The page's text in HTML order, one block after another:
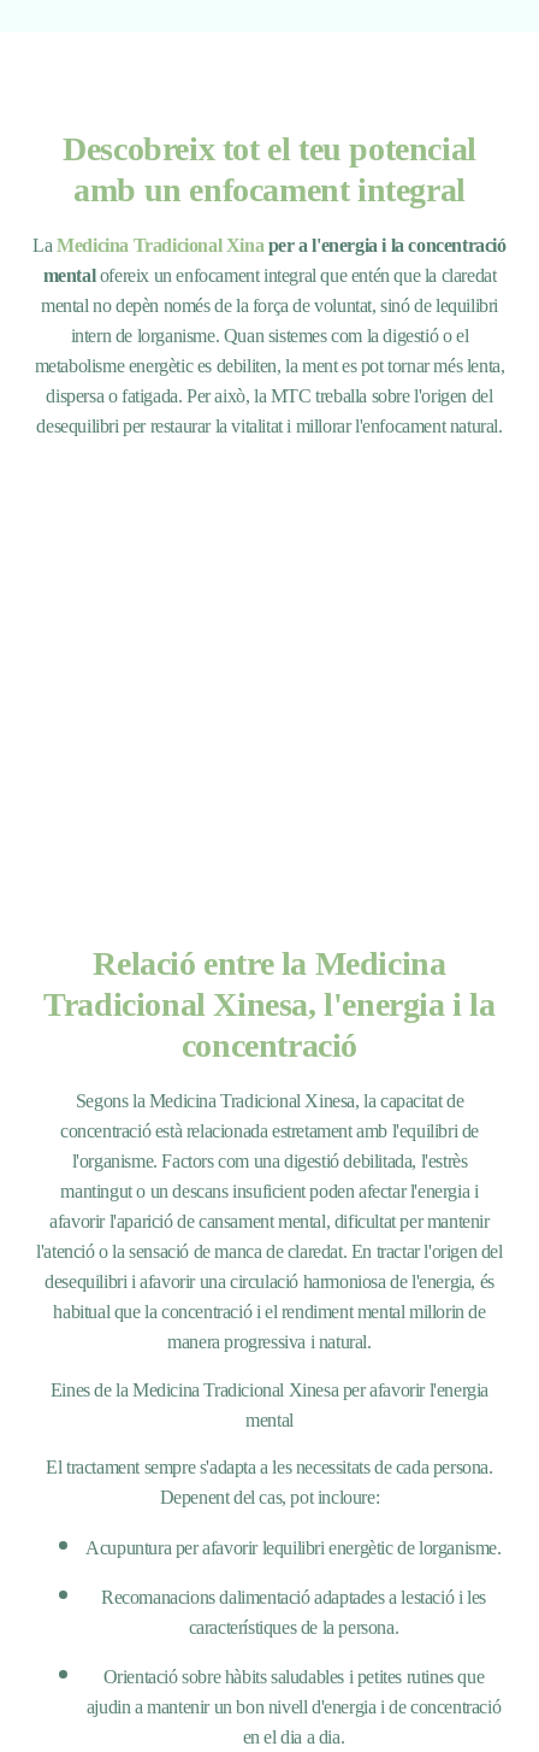
Descobreix tot el teu potencial
amb un enfocament integral
LaMedicina Tradicional Xina per a l'energia i la concentració
mentalofereix un enfocament integral que entén que la claredat
mental no depèn només de la força de voluntat, sinó de lequilibri
intern de lorganisme. Quan sistemes com la digestió o el
metabolisme energètic es debiliten, la ment es pot tornar més lenta,
dispersa o fatigada. Per això, la MTC treballa sobre l'origen del
desequilibri per restaurar la vitalitat i millorar l'enfocament natural.
Relació entre la Medicina
Tradicional Xinesa, l'energia i la
concentració
Segons la Medicina Tradicional Xinesa, la capacitat de
concentració està relacionada estretament amb l'equilibri de
l'organisme. Factors com una digestió debilitada, l'estrès
mantingut o un descans insuficient poden afectar l'energia i
afavorir l'aparició de cansament mental, dificultat per mantenir
l'atenció o la sensació de manca de claredat. En tractar l'origen del
desequilibri i afavorir una circulació harmoniosa de l'energia, és
habitual que la concentració i el rendiment mental millorin de
manera progressiva i natural.
Eines de la Medicina Tradicional Xinesa per afavorir l'energia
mental
El tractament sempre s'adapta a les necessitats de cada persona.
Depenent del cas, pot incloure:
Acupuntura per afavorir lequilibri energètic de lorganisme.
Recomanacions dalimentació adaptades a lestació i les
característiques de la persona.
Orientació sobre hàbits saludables i petites rutines que
ajudin a mantenir un bon nivell d'energia i de concentració
en el dia a dia.